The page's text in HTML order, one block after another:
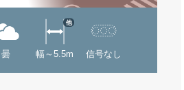
曇 幅～5.5m
他
信号なし